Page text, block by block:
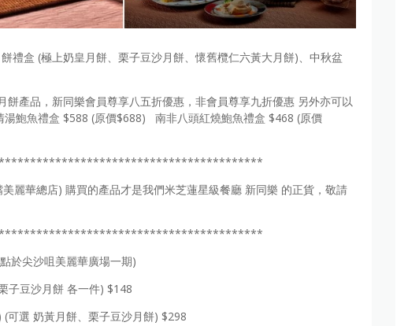
禮盒 (極上奶皇月餅、栗子豆沙月餅、懷舊欖仁六黃大月餅)、中秋盆
餅產品，新同樂會員尊享八五折優惠，非會員尊享九折優惠 另外亦可以
湯鮑魚禮盒 $588 (原價$688) 南非八頭紅燒鮑魚禮盒 $468 (原價
麗華總店) 購買的產品才是我們米芝蓮星級餐廳 新同樂 的正貨，敬請
於尖沙咀美麗華廣場一期)
子豆沙月餅 各一件) $148
(可選 奶黃月餅、栗子豆沙月餅) $298